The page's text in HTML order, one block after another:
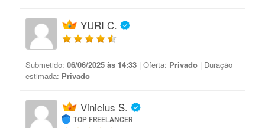
YURI C.
Submetido: 06/06/2025 às 14:33 | Oferta: Privado | Duração
estimada: Privado
Vinicius S.
TOP FREELANCER